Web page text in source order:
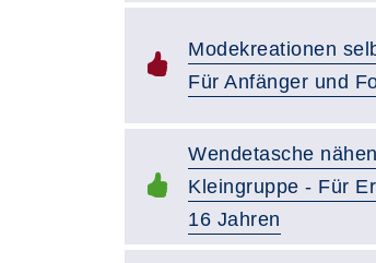
Modekreationen
Für Anfänger und
Wendetasche
Kleingruppe - Für
16 Jahren